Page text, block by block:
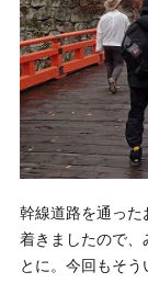
幹線道路を通った
着きましたので、
とに。今回もそう